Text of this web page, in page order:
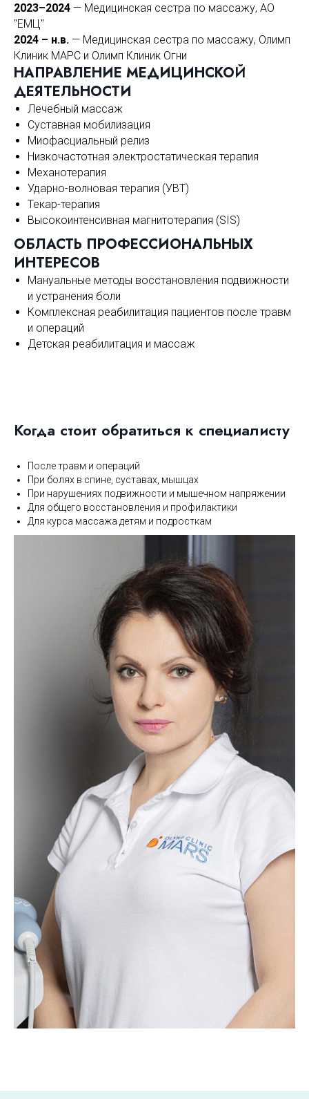
2023–2024 — Медицинская сестра по массажу, АО
"ЕМЦ"
2024 – н.в. — Медицинская сестра по массажу, Олимп
Клиник МАРС и Олимп Клиник Огни
НАПРАВЛЕНИЕ МЕДИЦИНСКОЙ
ДЕЯТЕЛЬНОСТИ
Лечебный массаж
Суставная мобилизация
Миофасциальный релиз
Низкочастотная электростатическая терапия
Механотерапия
Ударно-волновая терапия (УВТ)
Текар-терапия
Высокоинтенсивная магнитотерапия (SIS)
ОБЛАСТЬ ПРОФЕССИОНАЛЬНЫХ
ИНТЕРЕСОВ
Мануальные методы восстановления подвижности
и устранения боли
Комплексная реабилитация пациентов после травм
и операций
Детская реабилитация и массаж
Когда стоит обратиться к специалисту
После травм и операций
При болях в спине, суставах, мышцах
При нарушениях подвижности и мышечном напряжении
Для общего восстановления и профилактики
Для курса массажа детям и подросткам